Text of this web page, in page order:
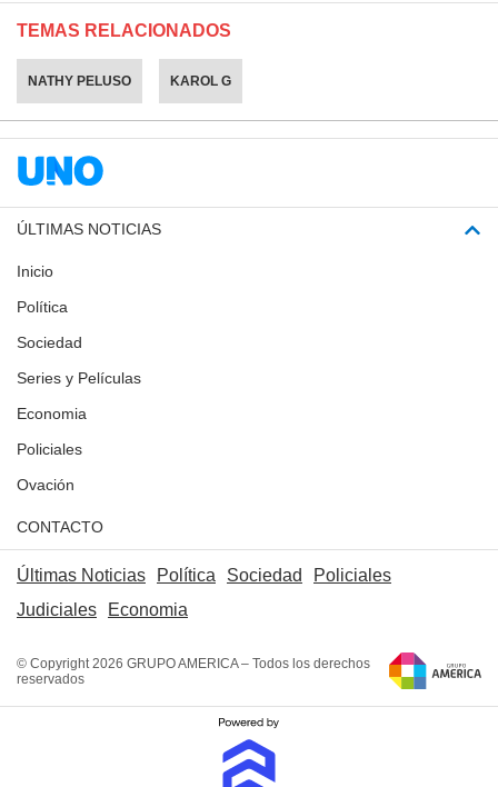
TEMAS RELACIONADOS
NATHY PELUSO KAROL G
ÚLTIMAS NOTICIAS
Inicio
Política
Sociedad
Series y Películas
Economia
Policiales
Ovación
CONTACTO
Últimas Noticias Política Sociedad
Policiales
Judiciales
Economia
© Copyright 2026 GRUPO AMERICA – Todos los derechos
reservados